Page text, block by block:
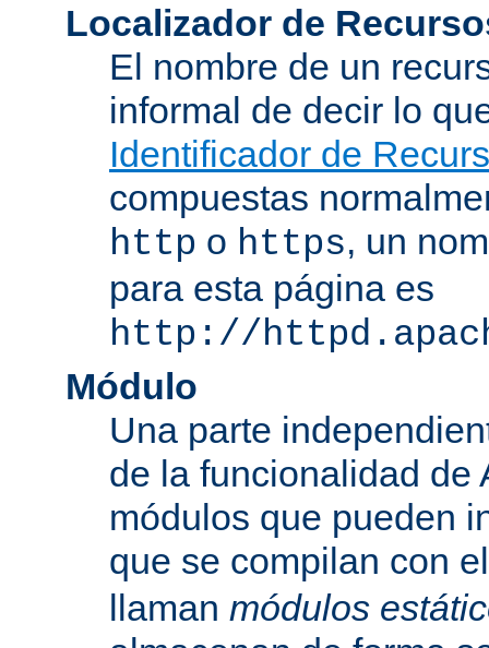
Localizador de
El nombre de un
informal de decir lo
Identificador de
compuestas
http o https, un
para esta página es
http://
Módulo
Una parte
de la funcionalidad de
módulos que pueden
que se compilan con
llaman módulos